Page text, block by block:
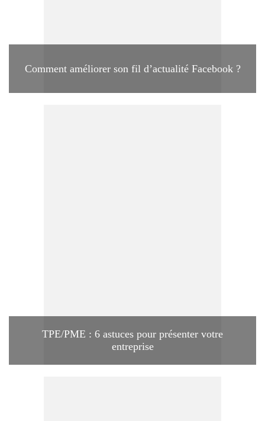
Comment améliorer son fil d’actualité Facebook ?
TPE/PME : 6 astuces pour présenter votre
entreprise